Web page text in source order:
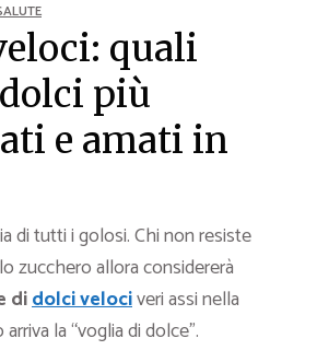
quali
più
e amati in
di tutti i golosi. Chi non resiste
zucchero allora considererà
didolci velociveri assi nella
la “voglia di dolce”.